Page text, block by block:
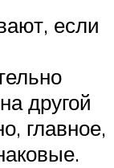
если
другой
главное,